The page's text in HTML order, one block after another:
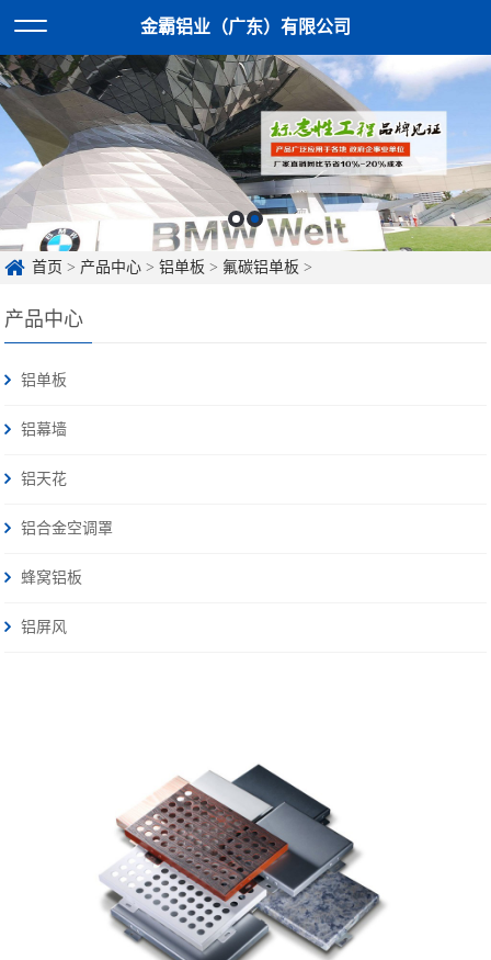
金霸铝业（广东）有限公司
首页 > 产品中心 >铝单板 > 氟碳铝单板 >
产品中心
铝单板
铝幕墙
铝天花
铝合金空调罩
蜂窝铝板
铝屏风